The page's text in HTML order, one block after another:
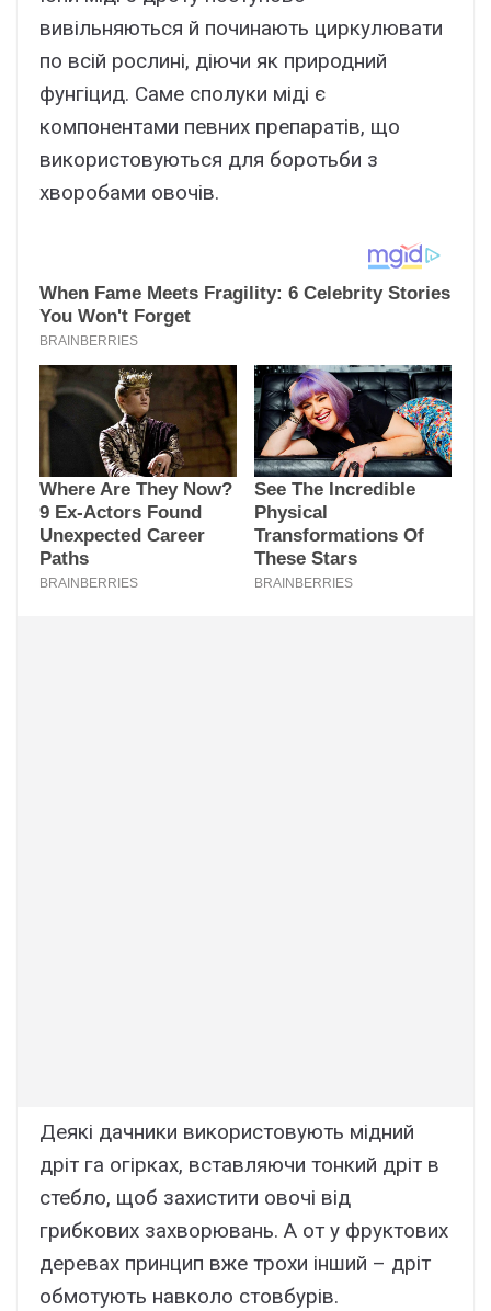
вивільняються й починають циркулювати
по всій рослині, діючи як природний
фунгіцид. Саме сполуки міді є
компонентами певних препаратів, що
використовуються для боротьби з
хворобами овочів.
Деякі дачники використовують мідний
дріт га огірках, вставляючи тонкий дріт в
стебло, щоб захистити овочі від
грибкових захворювань. А от у фруктових
деревах принцип вже трохи інший – дріт
обмотують навколо стовбурів.